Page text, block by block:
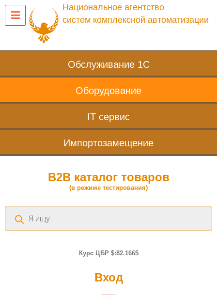
Национальное агентство
систем комплексной автоматизации
Обслуживание 1С
Оборудование
IT сервис
Импортозамещение
B2B каталог товаров
(в режиме тестирования)
Поиск
товаров
Курс ЦБР $:82.1665
Вход